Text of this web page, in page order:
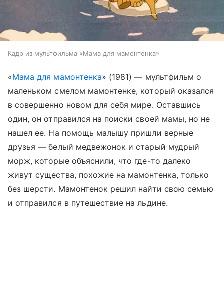
Кадр из мультфильма «Мама для мамонтенка»
«Мама для мамонтенка» (1981) — мультфильм о
маленьком смелом мамонтенке, который оказался
в совершенно новом для себя мире. Оставшись
один, он отправился на поиски своей мамы, но не
нашел ее. На помощь малышу пришли верные
друзья — белый медвежонок и старый мудрый
морж, которые объяснили, что где-то далеко
живут существа, похожие на мамонтенка, только
без шерсти. Мамонтенок решил найти свою семью
и отправился в путешествие на льдине.